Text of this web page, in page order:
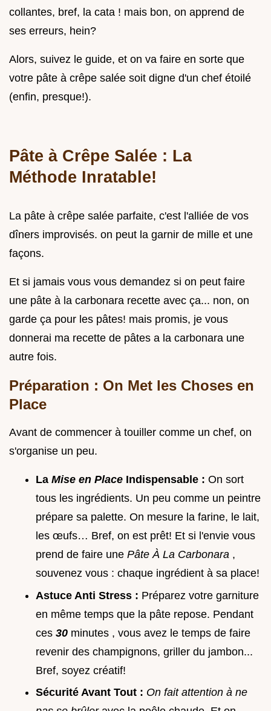
collantes, bref, la cata ! mais bon, on apprend de
ses erreurs, hein?
Alors, suivez le guide, et on va faire en sorte que
votre pâte à crêpe salée soit digne d'un chef étoilé
(enfin, presque!).
Pâte à Crêpe Salée : La
Méthode Inratable!
La pâte à crêpe salée parfaite, c'est l'alliée de vos
dîners improvisés. on peut la garnir de mille et une
façons.
Et si jamais vous vous demandez si on peut faire
une pâte à la carbonara recette avec ça... non, on
garde ça pour les pâtes! mais promis, je vous
donnerai ma recette de pâtes a la carbonara une
autre fois.
Préparation : On Met les Choses en
Place
Avant de commencer à touiller comme un chef, on
s'organise un peu.
La Mise en Place Indispensable : On sort
tous les ingrédients. Un peu comme un peintre
prépare sa palette. On mesure la farine, le lait,
les œufs… Bref, on est prêt! Et si l'envie vous
prend de faire une Pâte À La Carbonara ,
souvenez vous : chaque ingrédient à sa place!
Astuce Anti Stress : Préparez votre garniture
en même temps que la pâte repose. Pendant
ces 30 minutes , vous avez le temps de faire
revenir des champignons, griller du jambon...
Bref, soyez créatif!
Sécurité Avant Tout : On fait attention à ne